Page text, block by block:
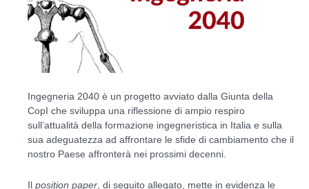
Ingegneria 2040 è un progetto avviato dalla Giunta della
CopI che sviluppa una riflessione di ampio respiro
sull’attualità della formazione ingegneristica in Italia e sulla
sua adeguatezza ad affrontare le sfide di cambiamento che il
nostro Paese affronterà nei prossimi decenni.
Il position paper , di seguito allegato, mette in evidenza le